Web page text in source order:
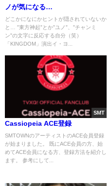
ノが気になる…
どこかになにかヒントが隠されていないか
と… ”東方神起”とか”ユノ”、”チャンミ
ン”の文字に反応する自分（笑）
「KINGDOM」演出イ・ヨ...
SMT
Cassiopeia ACE登録
SMTOWNのアーティストのACE会員登録
が始まりました。 既にACE会員の方、始
めてACE会員になる方、登録方法を紹介し
ます。 参考にして...